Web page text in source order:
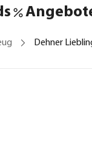
Dehner